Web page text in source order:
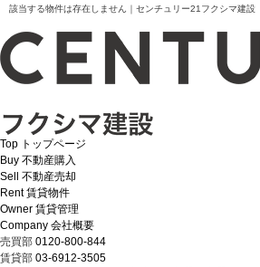
該当する物件は存在しません｜センチュリー21フクシマ建設
Top トップページ
Buy 不動産購入
Sell
不動産売却
Rent 賃貸物件
Owner 賃貸管理
Company 会社概要
売買部 0120-800-844
賃貸部 03-6912-3505